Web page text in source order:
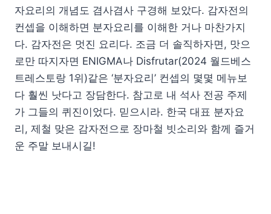
자요리의 개념도 겸사겸사 구경해 보았다. 감자전의
컨셉을 이해하면 분자요리를 이해한 거나 마찬가지
다. 감자전은 멋진 요리다. 조금 더 솔직하자면, 맛으
로만 따지자면 ENIGMA나 Disfrutar(2024 월드베스
트레스토랑 1위)같은 ‘분자요리’ 컨셉의 몇몇 메뉴보
다 훨씬 낫다고 장담한다. 참고로 내 석사 전공 주제
가 그들의 퀴진이었다. 믿으시라. 한국 대표 분자요
리, 제철 맞은 감자전으로 장마철 빗소리와 함께 즐거
운 주말 보내시길!